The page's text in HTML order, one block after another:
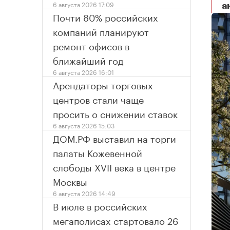
В
6 августа 2026 17:09
Почти 80% российских
компаний планируют
ремонт офисов в
ближайший год
6 августа 2026 16:01
Арендаторы торговых
центров стали чаще
просить о снижении ставок
6 августа 2026 15:03
ДОМ.РФ выставил на торги
палаты Кожевенной
слободы XVII века в центре
Москвы
6 августа 2026 14:49
В июле в российских
мегаполисах стартовало 26